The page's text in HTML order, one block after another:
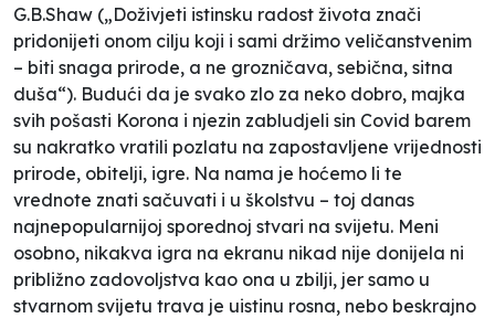
G.B.Shaw („Doživjeti istinsku radost života znači
pridonijeti onom cilju koji i sami držimo veličanstvenim
– biti snaga prirode, a ne grozničava, sebična, sitna
duša“). Budući da je svako zlo za neko dobro, majka
svih pošasti Korona i njezin zabludjeli sin Covid barem
su nakratko vratili pozlatu na zapostavljene vrijednosti
prirode, obitelji, igre. Na nama je hoćemo li te
vrednote znati sačuvati i u školstvu – toj danas
najnepopularnijoj sporednoj stvari na svijetu. Meni
osobno, nikakva igra na ekranu nikad nije donijela ni
približno zadovoljstva kao ona u zbilji, jer samo u
stvarnom svijetu trava je uistinu rosna, nebo beskrajno